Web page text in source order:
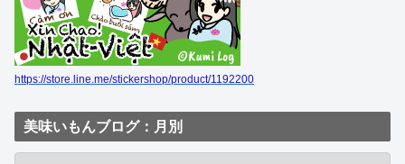
https://store.line.me/stickershop/product/1192200
美味いもんブログ：月別